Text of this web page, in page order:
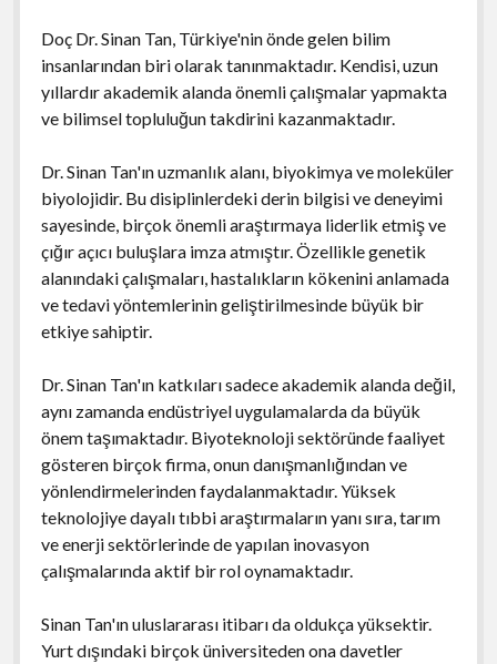
Doç Dr. Sinan Tan, Türkiye'nin önde gelen bilim
insanlarından biri olarak tanınmaktadır. Kendisi, uzun
yıllardır akademik alanda önemli çalışmalar yapmakta
ve bilimsel topluluğun takdirini kazanmaktadır.
Dr. Sinan Tan'ın uzmanlık alanı, biyokimya ve moleküler
biyolojidir. Bu disiplinlerdeki derin bilgisi ve deneyimi
sayesinde, birçok önemli araştırmaya liderlik etmiş ve
çığır açıcı buluşlara imza atmıştır. Özellikle genetik
alanındaki çalışmaları, hastalıkların kökenini anlamada
ve tedavi yöntemlerinin geliştirilmesinde büyük bir
etkiye sahiptir.
Dr. Sinan Tan'ın katkıları sadece akademik alanda değil,
aynı zamanda endüstriyel uygulamalarda da büyük
önem taşımaktadır. Biyoteknoloji sektöründe faaliyet
gösteren birçok firma, onun danışmanlığından ve
yönlendirmelerinden faydalanmaktadır. Yüksek
teknolojiye dayalı tıbbi araştırmaların yanı sıra, tarım
ve enerji sektörlerinde de yapılan inovasyon
çalışmalarında aktif bir rol oynamaktadır.
Sinan Tan'ın uluslararası itibarı da oldukça yüksektir.
Yurt dışındaki birçok üniversiteden ona davetler